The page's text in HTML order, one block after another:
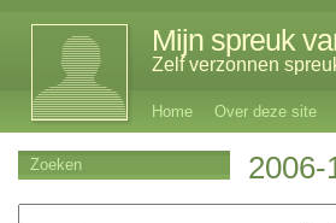
Mijn spreuk
Zelf verzonnen
Home Over deze site
2006-
Zoeken